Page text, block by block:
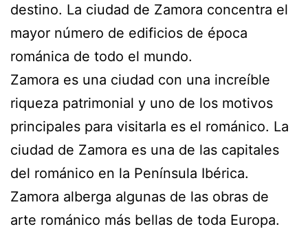
destino. La ciudad de Zamora concentra el
mayor número de edificios de época
románica de todo el mundo.
Zamora es una ciudad con una increíble
riqueza patrimonial y uno de los motivos
principales para visitarla es el románico. La
ciudad de Zamora es una de las capitales
del románico en la Península Ibérica.
Zamora alberga algunas de las obras de
arte románico más bellas de toda Europa.